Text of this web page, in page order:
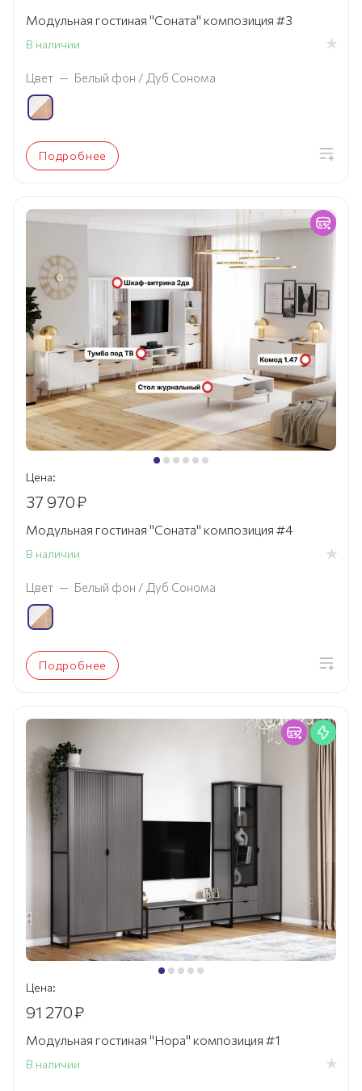
Модульная гостиная "Соната" композиция #3
В наличии
Цвет — Белый фон / Дуб Сонома
Подробнее
Цена:
37 970₽
Модульная гостиная "Соната" композиция #4
В наличии
Цвет — Белый фон / Дуб Сонома
Подробнее
Цена:
91 270₽
Модульная гостиная "Нора" композиция #1
В наличии